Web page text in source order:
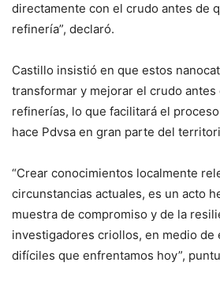
directamente con el crudo antes de
refinería”, declaró.
Castillo insistió en que estos
transformar y mejorar el crudo antes
refinerías, lo que facilitará el
hace Pdvsa en gran parte del
“Crear conocimientos localmente
circunstancias actuales, es un acto
muestra de compromiso y de la
investigadores criollos, en medio de
difíciles que enfrentamos hoy”,